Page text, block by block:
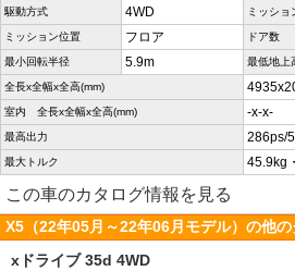
駆動方式 4WD ミッショ
ミッション位置 フロア ドア数
最小回転半径 5.9m 最低地上
全長x全幅x全高(mm)
室内 全長x全幅x全高(mm) -x-x-
最高出力 286ps/
最大トルク 45.9kg
この車のカタログ情報を見る
X5（22年05月～22年06月モデル）の他
xドライブ 35d 4WD